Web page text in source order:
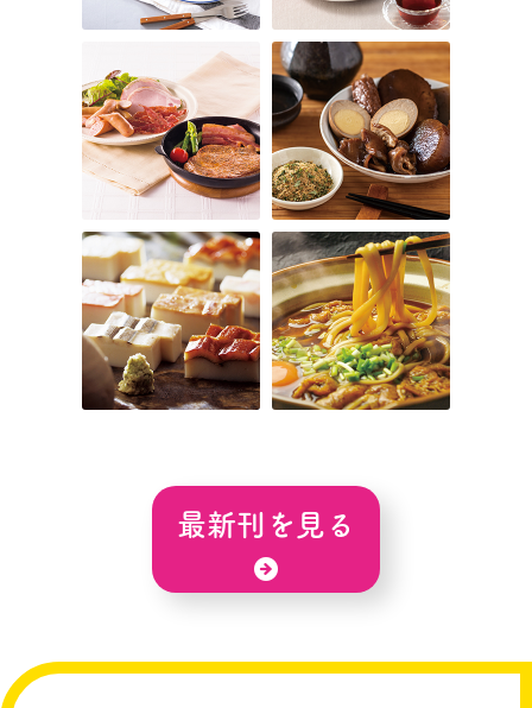
最新刊を見る